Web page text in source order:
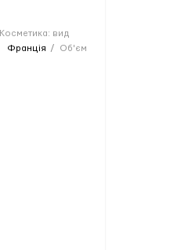
Косметика: вид
Франція
Об'єм